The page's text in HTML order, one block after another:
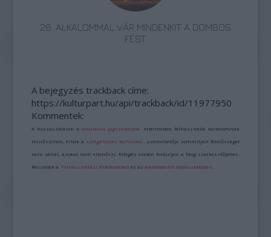
26. ALKALOMMAL VÁR MINDENKIT A DOMBOS
FEST
A bejegyzés trackback címe:
https://kulturpart.hu/api/trackback/id/11977950
Kommentek:
A hozzászólások avonatkozó jogszabályok értelmében felhasználói tartalomnak
minősülnek, értük a szolgáltatás technikai üzemeltetője semmilyen felelősséget
nem vállal, azokat nem ellenőrzi. Kifogás esetén forduljon a blog szerkesztőjéhez.
Részletek a Felhasználási feltételekben és azadatvédelmi tájékoztatóban